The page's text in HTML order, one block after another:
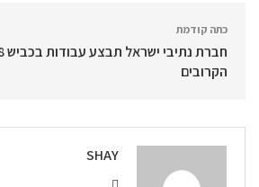
כתה קודמת
הקרובים
SHAY